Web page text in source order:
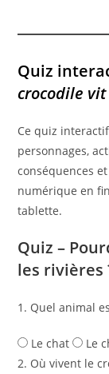
Quiz
crocodile
Ce quiz
personnages,
conséquences
numérique en
tablette.
Quiz –
les rivières
1. Quel animal
Le chat Le
2. Où vivent le